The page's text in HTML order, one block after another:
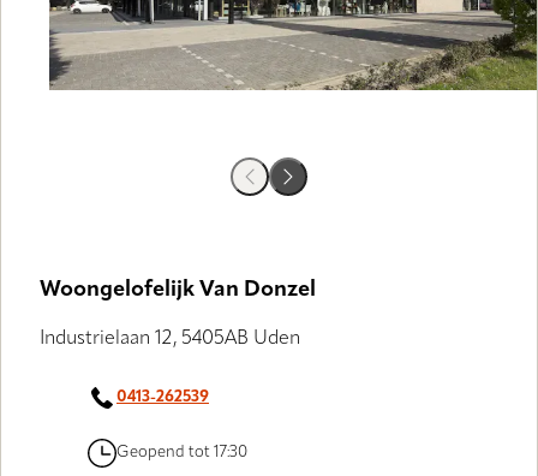
Woongelofelijk Van Donzel
Industrielaan 12, 5405AB Uden
0413-262539
Geopend tot 17:30